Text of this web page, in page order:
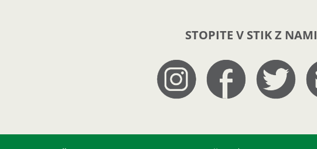
STOPITE V STIK Z NAMI